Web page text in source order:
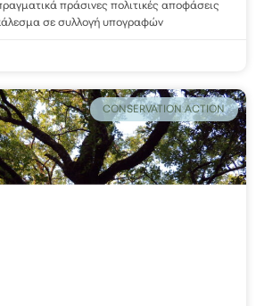
πράσινες πολιτικές αποφάσεις
σε συλλογή υπογραφών
CONSERVATION ACTION